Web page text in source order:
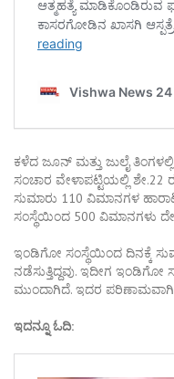
ಕಳೆದ ಜೂನ್ ಮತ್ತು ಜುಲೈ
ಸಂಚಾರ ವೇಳಾಪಟ್ಟಿಯಲ್ಲಿ
ಸುಮಾರು 110 ವಿಮಾನಗಳ
ಸಂಸ್ಥೆಯಿಂದ 500 ವಿಮಾನಗಳು
ಇಂಡಿಗೋ ಸಂಸ್ಥೆಯಿಂದ ದಿನಕ್ಕೆ
ನಡೆಸುತ್ತಿದ್ದವು. ಇದೀಗ ಇಂಡಿಗೋ
ಮುಂದಾಗಿದೆ. ಇದರ
ಇದನ್ನೂ ಓದಿ: